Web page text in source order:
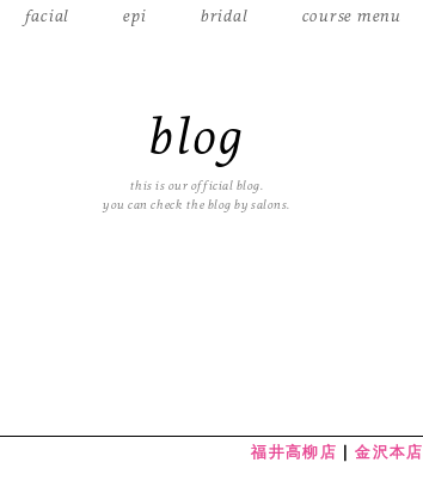
facial epi bridal course menu
blog
this is our official blog.
you can check the blog by salons.
福井高柳店 金沢本店